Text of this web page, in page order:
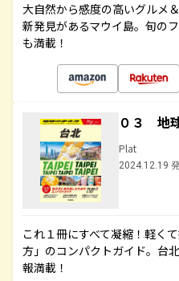
大自然から感度の高いグルメ
新発見があるマウイ島。旬の
も満載！
０３ 地
Plat
2024.12.19
これ１冊にすべて凝縮！軽く
方」のコンパクトガイド。台
報満載！